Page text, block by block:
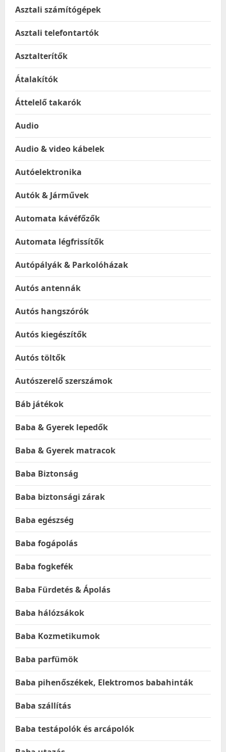
Asztali számítógépek
Asztali telefontartók
Asztalterítők
Átalakítók
Áttelelő takarók
Audio
Audio & video kábelek
Autóelektronika
Autók & Járművek
Automata kávéfőzők
Automata légfrissítők
Autópályák & Parkolóházak
Autós antennák
Autós hangszórók
Autós kiegészítők
Autós töltők
Autószerelő szerszámok
Báb játékok
Baba & Gyerek lepedők
Baba & Gyerek matracok
Baba Biztonság
Baba biztonsági zárak
Baba egészség
Baba fogápolás
Baba fogkefék
Baba Fürdetés & Ápolás
Baba hálózsákok
Baba Kozmetikumok
Baba parfümök
Baba pihenőszékek, Elektromos babahinták
Baba szállítás
Baba testápolók és arcápolók